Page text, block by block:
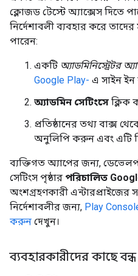
ক্লোজড টেস্টে অ্যাক্সেস দিতে
নির্দেশাবলী ব্যবহার করে
পারেন:
একটি অ্যাডমিনিস্ট্রেটর
Google Play- এ সাইন
অ্যাডমিন সেটিংসে ক্লিক
প্রতিষ্ঠানের তথ্য বাক্স
অনুলিপি করুন এবং এটি
ব্যক্তিগত অ্যাপের জন্য,
সেটিংস পৃষ্ঠার পরিচালিত
অংশগ্রহণকারী
নির্দেশাবলীর জন্য, Play
করুন দেখুন।
ব্যবহারকারীদের কাছে